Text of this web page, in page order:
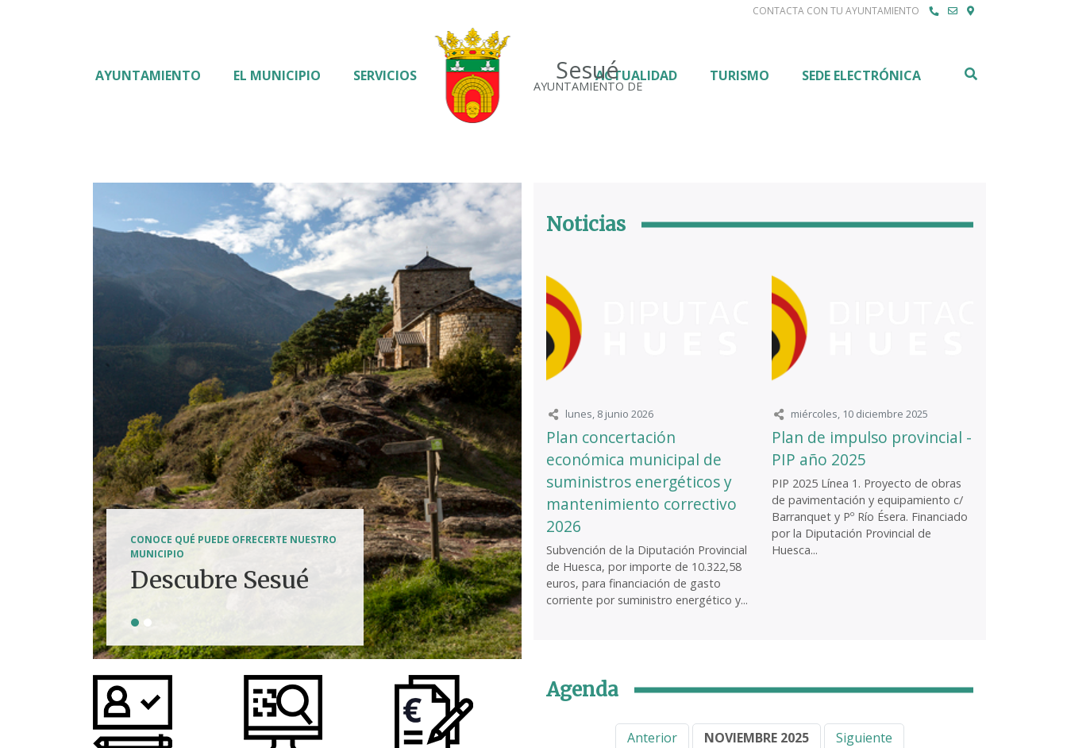
CONTACTA CON TU AYUNTAMIENTO
Sesué
AYUNTAMIENTO DE
AYUNTAMIENTO EL MUNICIPIO SERVICIOS ACTUALIDAD TURISMO SEDE ELECTRÓNICA
CONOCE QUÉ PUEDE OFRECERTE NUESTRO
MUNICIPIO
Descubre Sesué
Tierra de
aventuras
Noticias
lunes, 8 junio 2026
Plan concertación
económica municipal de
suministros energéticos y
mantenimiento correctivo
2026
Subvención de la Diputación Provincial
de Huesca, por importe de 10.322,58
euros, para financiación de gasto
corriente por suministro energético y...
miércoles, 10 diciembre 2025
Plan de impulso provincial -
PIP año 2025
PIP 2025 Línea 1. Proyecto de obras
de pavimentación y equipamiento c/
Barranquet y Pº Río Ésera. Financiado
por la Diputación Provincial de
Huesca...
Agenda
Anterior NOVIEMBRE 2025 Siguiente